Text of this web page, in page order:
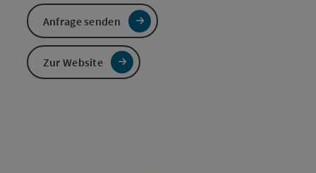
Anfrage senden
Zur Website